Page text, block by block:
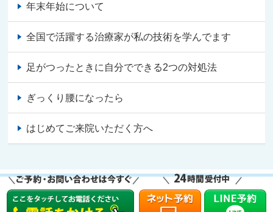
年末年始について
全国で活躍する治療家が私の技術を学んでます
足がつったときに自分でできる2つの対処法
ぎっくり腰になったら
はじめてご来院いただく方へ